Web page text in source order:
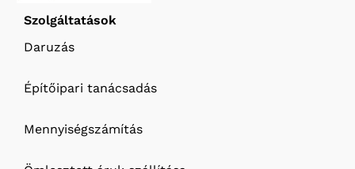
Szolgáltatások
Daruzás
Építőipari tanácsadás
Mennyiségszámítás